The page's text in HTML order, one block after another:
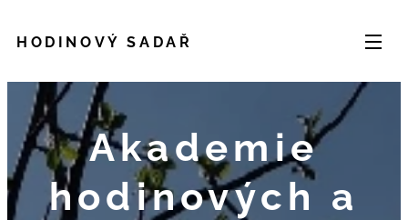
HODINOVÝ SADAŘ
Akademie
hodinových a